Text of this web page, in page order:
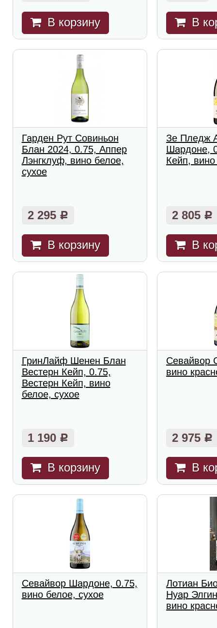
В корзину В
Гарден Рут Совиньон
Блан 2024, 0.75, Аппер
Лэнгклуф, вино белое,
сухое
2 295 Р
В корзину
Зе Пледж
Шардоне,
Кейп,
2 805 Р
В
ГринЛайф Шенен Блан
Вестерн Кейп, 0.75,
Вестерн Кейп, вино
белое, сухое
1 190 Р
В корзину
Севайвор
вино
2 975 Р
В
Севайвор Шардоне, 0.75,
вино белое, сухое
Лотиан
Нуар
вино